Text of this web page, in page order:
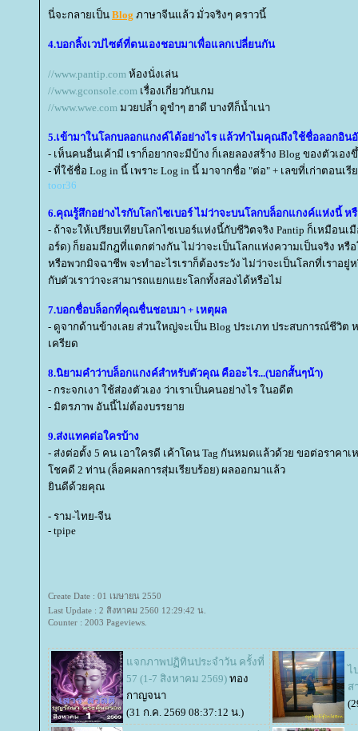
นี่จะกลายเป็น Blog ภาษาจีนแล้ว มั่วจริงๆ คราวนี้
4.บอกลิ้งเวปไซต์ที่ตนเองชอบมาเพื่อแลกเปลี่ยนกัน
//www.pantip.com ห้องนั่งเล่น
//www.gconsole.com เรื่องเกี่ยวกับเกม
//www.wwe.com มวยปล้ำ ดูขำๆ ฮาดี บางทีก็น้ำเน่า
5.เข้ามาในโลกบลอกแกงค์ได้อย่างไร แล้วทำไมคุณถึงใช้ชื่อลอกอิน
- เห็นคนอื่นเค้ามี เราก็อยากจะมีบ้าง ก็เลยลองสร้าง Blog ของตัวเอ
- ที่ใช้ชื่อ Log in นี้ เพราะ Log in นี้ มาจากชื่อ "ต่อ" + เลขที่เก่าตอนเรี
toor36
6.คุณรู้สึกอย่างไรกับโลกไซเบอร์ ไม่ว่าจะบนโลกบล็อกแกงค์แห่งนี้ ห
- ถ้าจะให้เปรียบเทียบโลกไซเบอร์แห่งนี้กับชีวิตจริง Pantip ก็เหมือนเ
อร์ด) ก็ยอมมีกฎที่แตกต่างกัน ไม่ว่าจะเป็นโลกแห่งความเป็นจริง ห
หรือพวกมิจฉาชีพ จะทำอะไรเราก็ต้องระวัง ไม่ว่าจะเป็นโลกที่เราอ
กับตัวเราว่าจะสามารถแยกแยะโลกทั้งสองได้หรือไม่
7.บอกชื่อบล็อกที่คุณชื่นชอบมา + เหตุผล
- ดูจากด้านข้างเลย ส่วนใหญ่จะเป็น Blog ประเภท ประสบการณ์ชีวิต
เครียด
8.นิยามคำว่าบล็อกแกงค์สำหรับตัวคุณ คืออะไร...(บอกสั้นๆน้า)
- กระจกเงา ใช้ส่องตัวเอง ว่าเราเป็นคนอย่างไร ในอดีต
- มิตรภาพ อันนี้ไม่ต้องบรรยา
9.ส่งแทคต่อใครบ้าง
- ส่งต่อตั้ง 5 คน เอาใครดี เค้าโดน Tag กันหมดแล้วด้วย ขอต่อราคา
ชคดี 2 ท่าน (ล็อคผลการสุ่มเรียบร้อย) ผลออกมาแล้ว
ินดีด้วยคุณ
- ราม-ไทย-จีน
- tpipe
Create Date : 01 เมษายน 2550
Last Update : 2 สิงหาคม 2560 12:29:42 น.
Counter : 2003 Pageviews.
จกภาพปฏิทินประจำวัน ครั้งที่
57 (1-7 สิงหาคม 2569) ทอง
กาญจนา
(31 ก.ค. 2569 08:37:12 น.)
ไ
ส